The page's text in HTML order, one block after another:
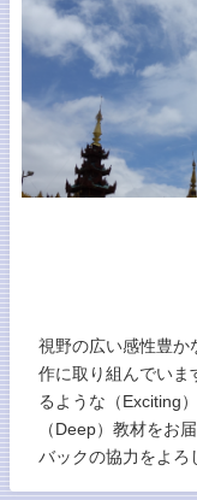
視野の広い感性豊か
作に取り組んでいま
るような（Exciting
（Deep）教材をお
バックの協力をよろ